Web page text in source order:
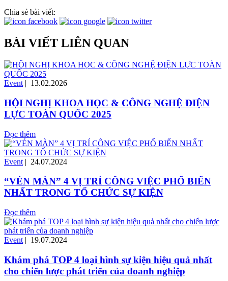
Chia sẻ bài viết:
BÀI VIẾT LIÊN QUAN
Event | 13.02.2026
HỘI NGHỊ KHOA HỌC & CÔNG NGHỆ ĐIỆN
LỰC TOÀN QUỐC 2025
Đọc thêm
Event | 24.07.2024
“VÉN MÀN” 4 VỊ TRÍ CÔNG VIỆC PHỔ BIẾN
NHẤT TRONG TỔ CHỨC SỰ KIỆN
Đọc thêm
Event | 19.07.2024
Khám phá TOP 4 loại hình sự kiện hiệu quả nhất
cho chiến lược phát triển của doanh nghiệp